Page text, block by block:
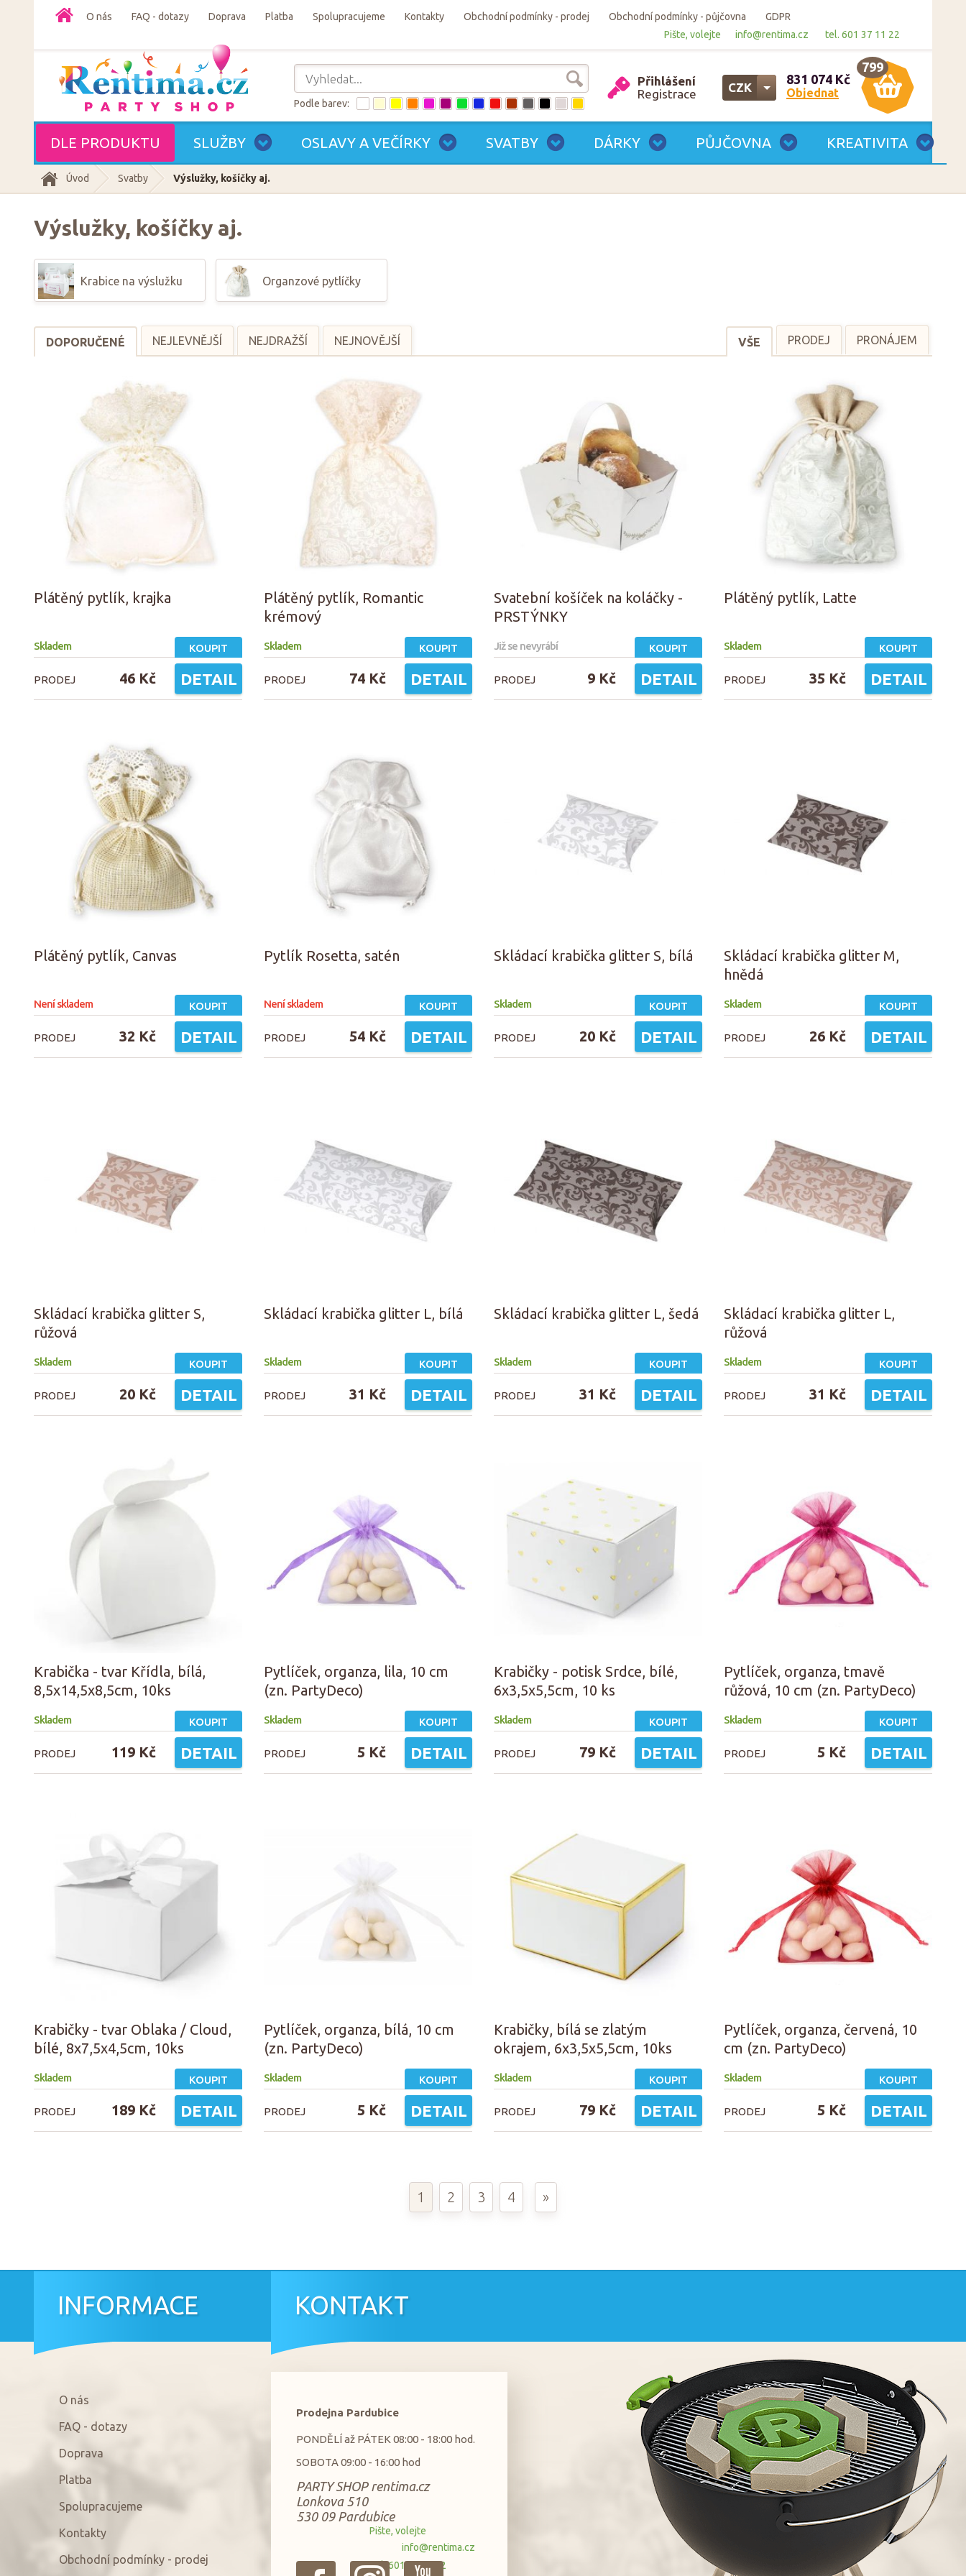
O nás FAQ - dotazy Doprava Platba Spolupracujeme Kontakty Obchodní podmínky - prodej Obchodní podmínky - půjčovna
GDPR
Pište, volejte
info@rentima.cz tel. 601 37 11 22
Podle barev:
Přihlášení
Registrace
CZK
EUR
831 074 Kč
Objednat
799
DLE PRODUKTU SLUŽBY OSLAVY A VEČÍRKY SVATBY DÁRKY PŮJČOVNA KREATIVITA
Úvod Svatby Výslužky, košíčky aj.
Výslužky, košíčky aj.
Krabice na výslužku Organzové pytlíčky
DOPORUČENÉ NEJLEVNĚJŠÍ NEJDRAŽŠÍ NEJNOVĚJŠÍ PRONÁJEM
PRODEJ
VŠE
Plátěný pytlík, krajka
Skladem KOUPIT
PRODEJ 46 Kč DETAIL
Plátěný pytlík, Romantic
krémový
Skladem KOUPIT
PRODEJ 74 Kč DETAIL
Svatební košíček na koláčky -
PRSTÝNKY
Již se nevyrábí KOUPIT
PRODEJ 9 Kč DETAIL
Plátěný pytlík, Latte
Skladem KOUPIT
PRODEJ 35 Kč DETAIL
Plátěný pytlík, Canvas
Není skladem KOUPIT
PRODEJ 32 Kč DETAIL
Pytlík Rosetta, satén
Není skladem KOUPIT
PRODEJ 54 Kč DETAIL
Skládací krabička glitter S, bílá
Skladem KOUPIT
PRODEJ 20 Kč DETAIL
Skládací krabička glitter M,
hnědá
Skladem KOUPIT
PRODEJ 26 Kč DETAIL
Skládací krabička glitter S,
růžová
Skladem KOUPIT
PRODEJ 20 Kč DETAIL
Skládací krabička glitter L, bílá
Skladem KOUPIT
PRODEJ 31 Kč DETAIL
Skládací krabička glitter L, šedá
Skladem KOUPIT
PRODEJ 31 Kč DETAIL
Skládací krabička glitter L,
růžová
Skladem KOUPIT
PRODEJ 31 Kč DETAIL
Krabička - tvar Křídla, bílá,
8,5x14,5x8,5cm, 10ks
Skladem KOUPIT
PRODEJ 119 Kč DETAIL
Pytlíček, organza, lila, 10 cm
(zn. PartyDeco)
Skladem KOUPIT
PRODEJ 5 Kč DETAIL
Krabičky - potisk Srdce, bílé,
6x3,5x5,5cm, 10 ks
Skladem KOUPIT
PRODEJ 79 Kč DETAIL
Pytlíček, organza, tmavě
růžová, 10 cm (zn. PartyDeco)
Skladem KOUPIT
PRODEJ 5 Kč DETAIL
Krabičky - tvar Oblaka / Cloud,
bílé, 8x7,5x4,5cm, 10ks
Skladem KOUPIT
PRODEJ 189 Kč DETAIL
Pytlíček, organza, bílá, 10 cm
(zn. PartyDeco)
Skladem KOUPIT
PRODEJ 5 Kč DETAIL
Krabičky, bílá se zlatým
okrajem, 6x3,5x5,5cm, 10ks
Skladem KOUPIT
PRODEJ 79 Kč DETAIL
Pytlíček, organza, červená, 10
cm (zn. PartyDeco)
Skladem KOUPIT
PRODEJ 5 Kč DETAIL
1 2 3 4 »
INFORMACE
O nás
FAQ - dotazy
Doprava
Platba
Spolupracujeme
Kontakty
Obchodní podmínky - prodej
KONTAKT
Prodejna Pardubice
PONDĚLÍ až PÁTEK 08:00 - 18:00 hod.
SOBOTA 09:00 - 16:00 hod
PARTY SHOP rentima.cz
Lonkova 510
530 09 Pardubice
Pište, volejte
info@rentima.cz
tel. 601 37 11 22